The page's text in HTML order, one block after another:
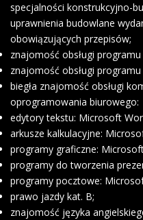
specjalności konstrukcyjno-
uprawnienia budowlane
obowiązujących przepisów;
znajomość obsługi
znajomość obsługi
biegła znajomość obsługi
oprogramowania biurowego:
edytory tekstu: Microsoft
arkusze kalkulacyjne:
programy graficzne:
programy do tworzenia
programy pocztowe:
prawo jazdy kat. B;
znajomość języka